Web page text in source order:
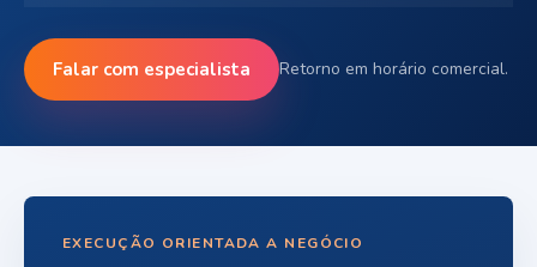
Falar com especialista Retorno em horário comercial.
EXECUÇÃO ORIENTADA A NEGÓCIO